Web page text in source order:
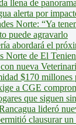
llena de
alerta por
Norte: “Ya
puede agravarlo
abordará el
Norte de El
nueva
$170 millones
a CGE
que siguen
lideró
clausurar un